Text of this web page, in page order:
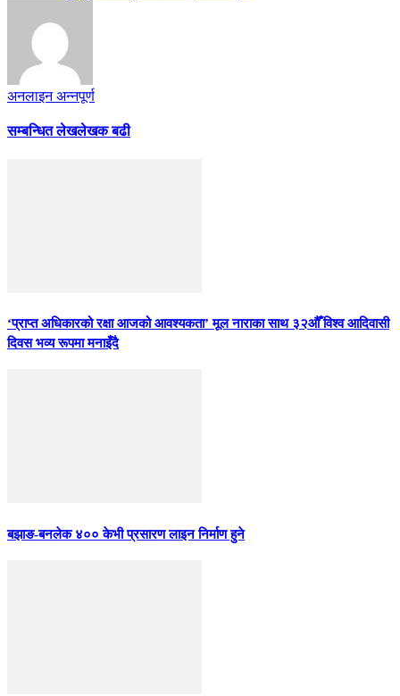
अनलाइन अन्नपूर्ण
सम्बन्धित लेखलेखक बढी
‘प्राप्त अधिकारको रक्षा आजको आवश्यकता’ मूल नाराका साथ ३२औँ विश्व आदिवासी
दिवस भव्य रूपमा मनाइँदै
बझाङ-बनलेक ४०० केभी प्रसारण लाइन निर्माण हुने